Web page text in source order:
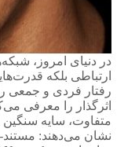
در دنیای امروز،
ارتباطی بلکه
رفتار فردی و جمعی
اثرگذار را معرفی
متفاوت، سایه سنگین